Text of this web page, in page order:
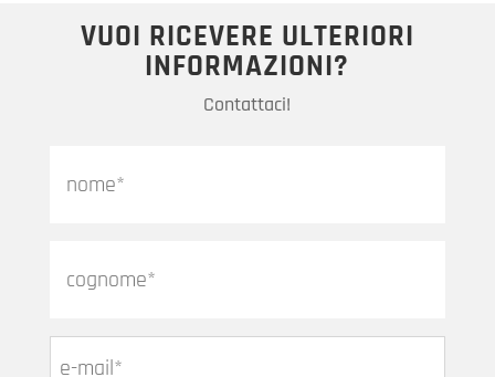
VUOI RICEVERE ULTERIORI
INFORMAZIONI?
Contattaci!